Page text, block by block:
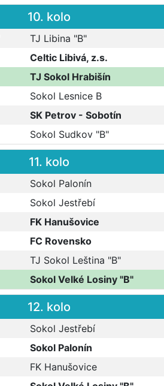
10. kolo
TJ Libina "B"
Celtic Libivá, z.s.
TJ Sokol Hrabišín
Sokol Lesnice B
SK Petrov - Sobotín
Sokol Sudkov "B"
11. kolo
Sokol Palonín
Sokol Jestřebí
FK Hanušovice
FC Rovensko
TJ Sokol Leština "B"
Sokol Velké Losiny "B"
12. kolo
Sokol Jestřebí
Sokol Palonín
FK Hanušovice